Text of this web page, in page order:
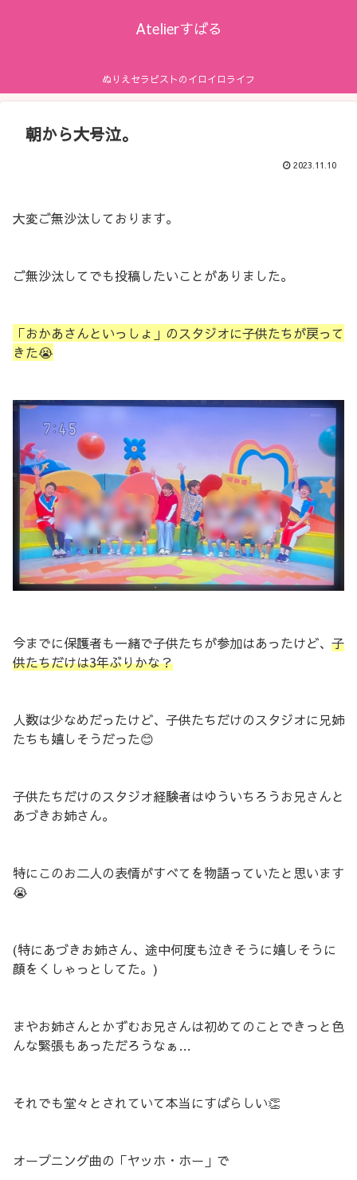
Atelierすばる
ぬりえセラピストのイロイロライフ
朝から大号泣。
2023.11.10
大変ご無沙汰しております。
ご無沙汰してでも投稿したいことがありました。
「おかあさんといっしょ」のスタジオに子供たちが戻って
きた😭
今までに保護者も一緒で子供たちが参加はあったけど、 子
供たちだけは3年ぶりかな？
人数は少なめだったけど、子供たちだけのスタジオに兄姉
たちも嬉しそうだった😊
子供たちだけのスタジオ経験者はゆういちろうお兄さんと
あづきお姉さん。
特にこのお二人の表情がすべてを物語っていたと思います
😭
(特にあづきお姉さん、途中何度も泣きそうに嬉しそうに
顔をくしゃっとしてた。)
まやお姉さんとかずむお兄さんは初めてのことできっと色
んな緊張もあっただろうなぁ…
それでも堂々とされていて本当にすばらしい👏
オープニング曲の「ヤッホ・ホー」で